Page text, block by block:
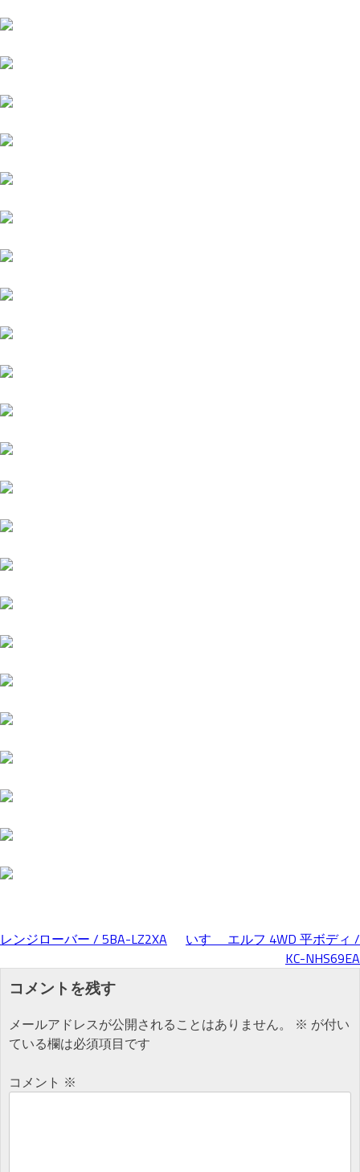
投
稿
ナ
ビ
レンジローバー / 5BA-LZ2XA
いすゞ エルフ 4WD 平ボディ /
KC-NHS69EA
コメントを残す
メールアドレスが公開されることはありません。 ※ が付い
ている欄は必須項目です
コメント ※